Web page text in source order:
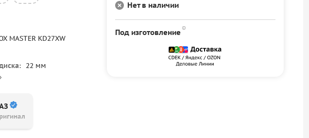
MASTER KD27XW
22 мм
Нет в наличии
Под изготовление